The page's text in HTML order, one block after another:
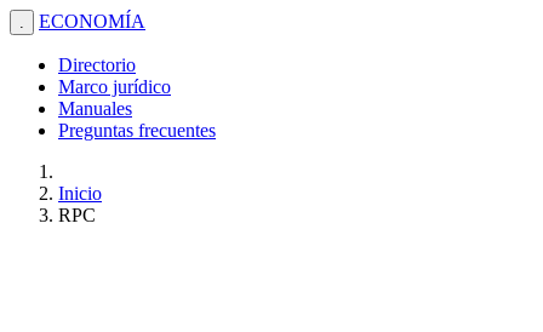
. ECONOMÍA
Directorio
Marco jurídico
Manuales
Preguntas frecuentes
Inicio
RPC